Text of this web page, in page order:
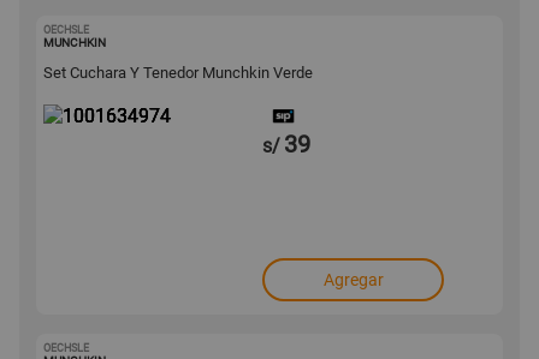
OECHSLE
MUNCHKIN
Set Cuchara Y Tenedor Munchkin Verde
s/ 39
Agregar
OECHSLE